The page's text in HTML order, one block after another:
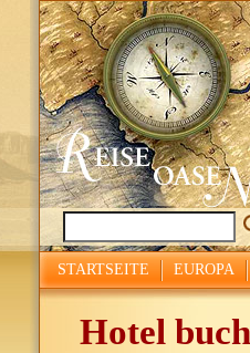
STARTSEITE EUROPA
Hotel